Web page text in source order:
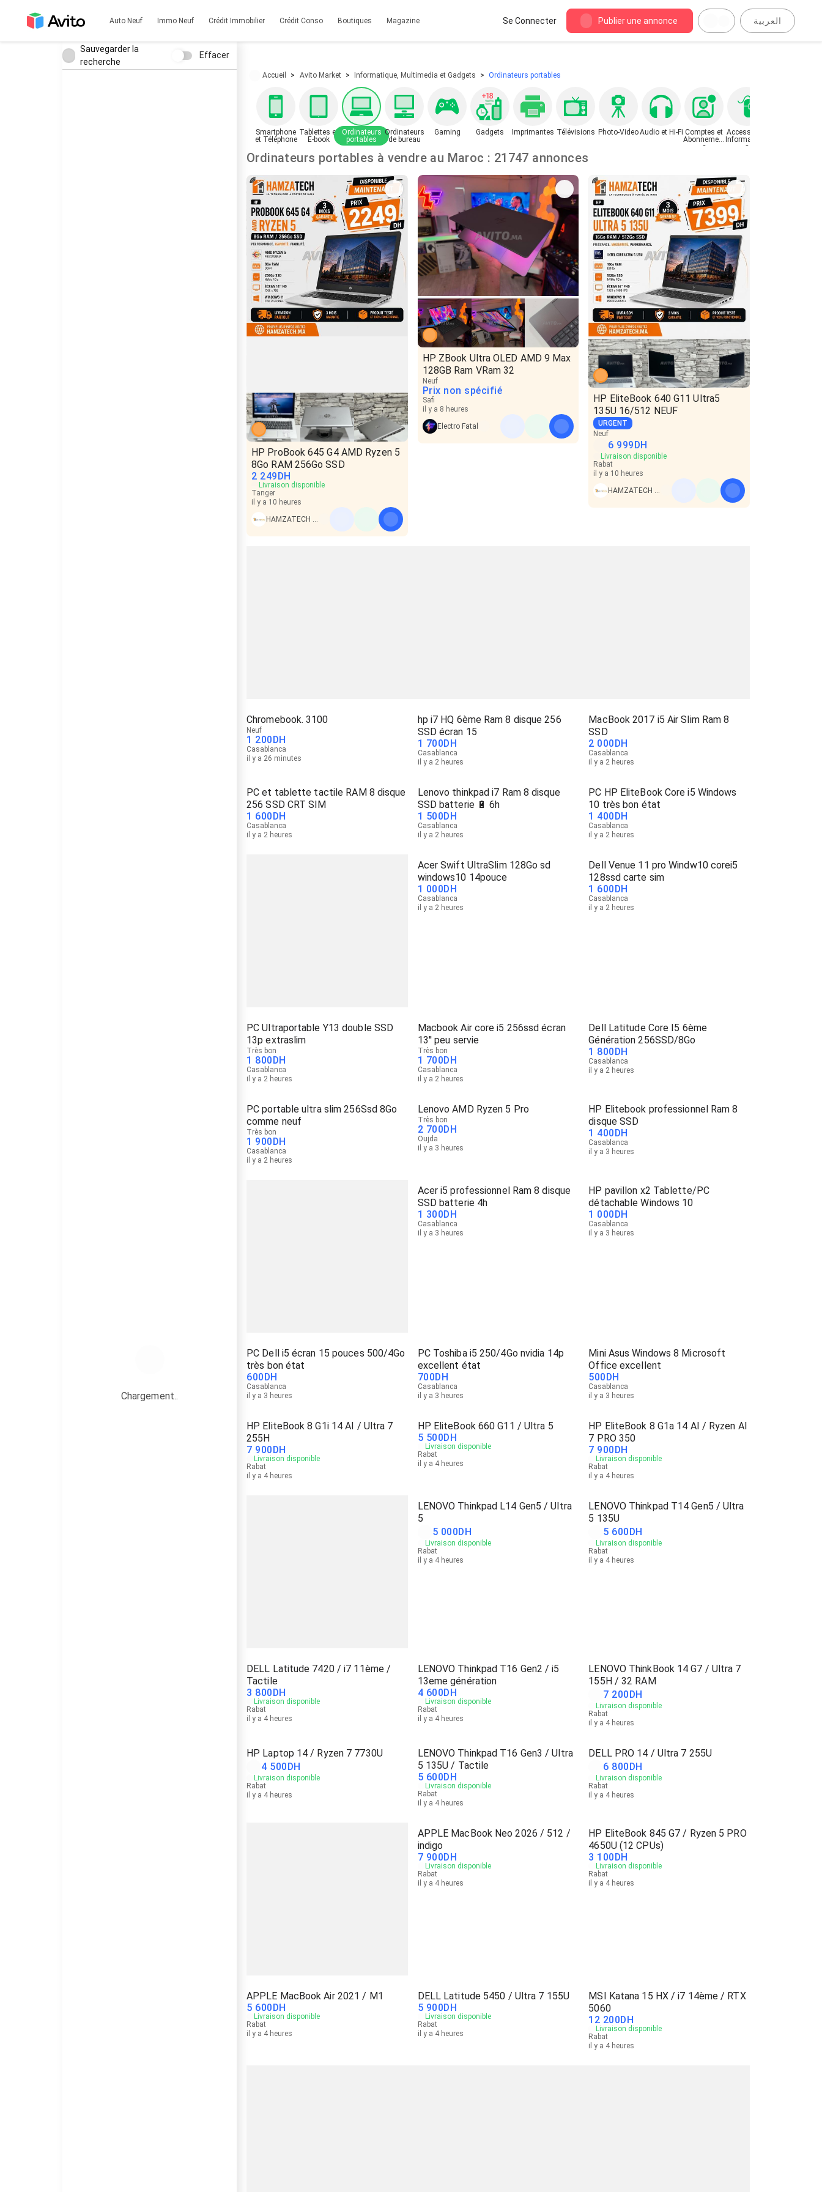
Auto Neuf Immo Neuf Crédit Immobilier Crédit Conso Boutiques Magazine Se Connecter Publier une annonce العربية
Sauvegarder la
recherche
Effacer
Chargement..
Accueil Avito Market Informatique, Multimedia et Gadgets Ordinateurs portables
Smartphone
et Téléphone
Tablettes et
E-book
Ordinateurs
portables
Ordinateurs
de bureau
Gaming Gadgets Imprimantes Télévisions Photo-VideoAudio et Hi-Fi Comptes et
Abonnement
s
Accessoires
Informatique
s
Ordinateurs portables à vendre au Maroc : 21747 annonces
HP ProBook 645 G4 AMD Ryzen 5
8Go RAM 256Go SSD
2 249DH
Livraison disponible
Tanger
il y a 10 heures
HP ZBook Ultra OLED AMD 9 Max
128GB Ram VRam 32
Neuf
Prix non spécifié
Safi
il y a 8 heures
Electro Fatal
HP EliteBook 640 G11 Ultra5
135U 16/512 NEUF
URGENT
Neuf
6 999 DH
Livraison disponible
Rabat
il y a 10 heures
Chromebook. 3100
Neuf
1 200DH
Casablanca
il y a 26 minutes
hp i7 HQ 6ème Ram 8 disque 256
SSD écran 15
1 700DH
Casablanca
il y a 2 heures
MacBook 2017 i5 Air Slim Ram 8
SSD
2 000DH
Casablanca
il y a 2 heures
PC et tablette tactile RAM 8 disque
256 SSD CRT SIM
1 600DH
Casablanca
il y a 2 heures
Lenovo thinkpad i7 Ram 8 disque
SSD batterie 🔋 6h
1 500DH
Casablanca
il y a 2 heures
PC HP EliteBook Core i5 Windows
10 très bon état
1 400DH
Casablanca
il y a 2 heures
Acer Swift UltraSlim 128Go sd
windows10 14pouce
1 000DH
Casablanca
il y a 2 heures
Dell Venue 11 pro Windw10 corei5
128ssd carte sim
1 600DH
Casablanca
il y a 2 heures
PC Ultraportable Y13 double SSD
13p extraslim
Très bon
1 800DH
Casablanca
il y a 2 heures
Macbook Air core i5 256ssd écran
13'' peu servie
Très bon
1 700DH
Casablanca
il y a 2 heures
Dell Latitude Core I5 6ème
Génération 256SSD/8Go
1 800DH
Casablanca
il y a 2 heures
PC portable ultra slim 256Ssd 8Go
comme neuf
Très bon
1 900DH
Casablanca
il y a 2 heures
Lenovo AMD Ryzen 5 Pro
Très bon
2 700DH
Oujda
il y a 3 heures
HP Elitebook professionnel Ram 8
disque SSD
1 400DH
Casablanca
il y a 3 heures
Acer i5 professionnel Ram 8 disque
SSD batterie 4h
1 300DH
Casablanca
il y a 3 heures
HP pavillon x2 Tablette/PC
détachable Windows 10
1 000DH
Casablanca
il y a 3 heures
PC Dell i5 écran 15 pouces 500/4Go
très bon état
600DH
Casablanca
il y a 3 heures
PC Toshiba i5 250/4Go nvidia 14p
excellent état
700DH
Casablanca
il y a 3 heures
Mini Asus Windows 8 Microsoft
Office excellent
500DH
Casablanca
il y a 3 heures
HP EliteBook 8 G1i 14 AI / Ultra 7
255H
7 900DH
Livraison disponible
Rabat
il y a 4 heures
HP EliteBook 660 G11 / Ultra 5
5 500DH
Livraison disponible
Rabat
il y a 4 heures
HP EliteBook 8 G1a 14 AI / Ryzen AI
7 PRO 350
7 900DH
Livraison disponible
Rabat
il y a 4 heures
LENOVO Thinkpad L14 Gen5 / Ultra
5
5 000DH
Livraison disponible
Rabat
il y a 4 heures
LENOVO Thinkpad T14 Gen5 / Ultra
5 135U
5 600DH
Livraison disponible
Rabat
il y a 4 heures
DELL Latitude 7420 / i7 11ème /
Tactile
3 800DH
Livraison disponible
Rabat
il y a 4 heures
LENOVO Thinkpad T16 Gen2 / i5
13eme génération
4 600DH
Livraison disponible
Rabat
il y a 4 heures
LENOVO ThinkBook 14 G7 / Ultra 7
155H / 32 RAM
7 200DH
Livraison disponible
Rabat
il y a 4 heures
HP Laptop 14 / Ryzen 7 7730U
4 500DH
Livraison disponible
Rabat
il y a 4 heures
LENOVO Thinkpad T16 Gen3 / Ultra
5 135U / Tactile
5 600DH
Livraison disponible
Rabat
il y a 4 heures
DELL PRO 14 / Ultra 7 255U
6 800DH
Livraison disponible
Rabat
il y a 4 heures
APPLE MacBook Neo 2026 / 512 /
indigo
7 900DH
Livraison disponible
Rabat
il y a 4 heures
HP EliteBook 845 G7 / Ryzen 5 PRO
4650U (12 CPUs)
3 100DH
Livraison disponible
Rabat
il y a 4 heures
APPLE MacBook Air 2021 / M1
5 600DH
Livraison disponible
Rabat
il y a 4 heures
DELL Latitude 5450 / Ultra 7 155U
5 900DH
Livraison disponible
Rabat
il y a 4 heures
MSI Katana 15 HX / i7 14ème / RTX
5060
12 200DH
Livraison disponible
Rabat
il y a 4 heures